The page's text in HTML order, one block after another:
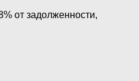
от задолженности,